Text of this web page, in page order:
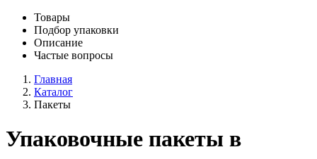
Товары
Подбор упаковки
Описание
Частые вопросы
Главная
Каталог
Пакеты
Упаковочные пакеты в